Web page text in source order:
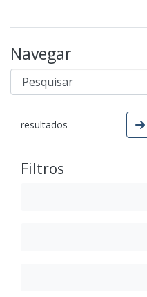
Navegar
resultados
Filtros